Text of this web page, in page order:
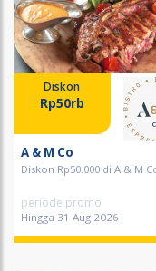
Diskon
Rp50rb
A & M Co
Diskon Rp50.000 di A & M
periode promo
Hingga 31 Aug 2026